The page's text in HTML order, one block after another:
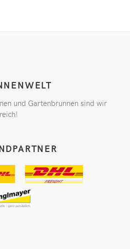
und Gartenbrunnen sind wir